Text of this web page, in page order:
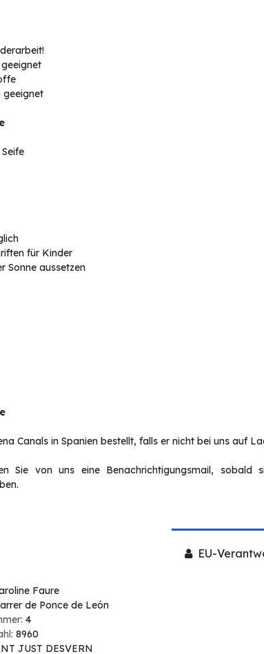
geeignet
für Kinder
Sonne aussetzen
Canals in Spanien bestellt, falls er nicht bei uns auf
Sie von uns eine Benachrichtigungsmail,
EU-
Faure
de Ponce de León
4
8960
JUST DESVERN